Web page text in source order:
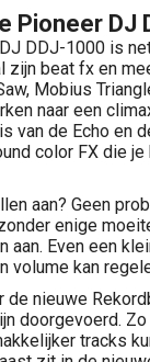
Pioneer DJ
DDJ-1000 is
zijn beat fx en
Mobius
naar een
van de Echo en
color FX die
aan? Geen
enige
aan. Even een
kan
nieuwe
doorgevoerd.
tracks